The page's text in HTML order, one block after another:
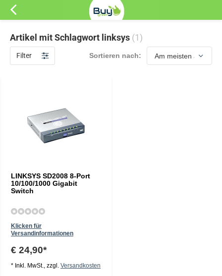
Artikel mit Schlagwort linksys (1)
Filter Sortieren nach:
LINKSYS SD2008 8-Port
10/100/1000 Gigabit
Switch
Klicken für
Versandinformationen
€ 24,90*
* Inkl. MwSt., zzgl. Versandkosten